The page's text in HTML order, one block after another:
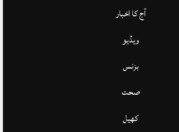
آج کا اخبار
ویڈیو
بزنس
صحت
کھیل